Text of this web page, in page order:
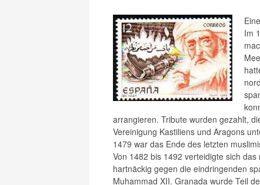
Im
arrangieren. Tribute wurden gezahlt,
Vereinigung Kastiliens und Aragons
1479 war das Ende des letzten
Von 1482 bis 1492 verteidigte sich
hartnäckig gegen die eindringenden
Muhammad XII. Granada wurde Teil